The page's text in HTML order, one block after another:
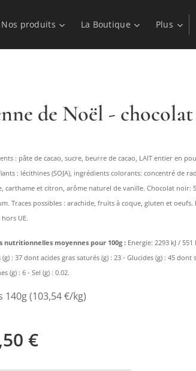
Nos produits La Boutique Plus
de Noël -
: pâte de cacao, sucre, beurre de cacao, LAIT entier en
: lécithines (SOJA), ingrédients colorants: concentré de
carthame et citron, arôme naturel de vanille. Chocolat noir:
Traces possibles : arachide, fruits à coque, gluten et oeufs.
UE.
nutritionnelles moyennes pour 100g : Energie: 2293 kJ /
(g) : 37 dont acides gras saturés (g) : 23 - Glucides (g) : 45 dont
(g) : 6 - Sel (g) : 0.02.
140g (103,54 €/kg)
€